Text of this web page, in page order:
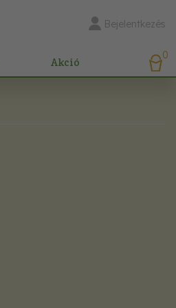
Bejelentkezés
Akció
0